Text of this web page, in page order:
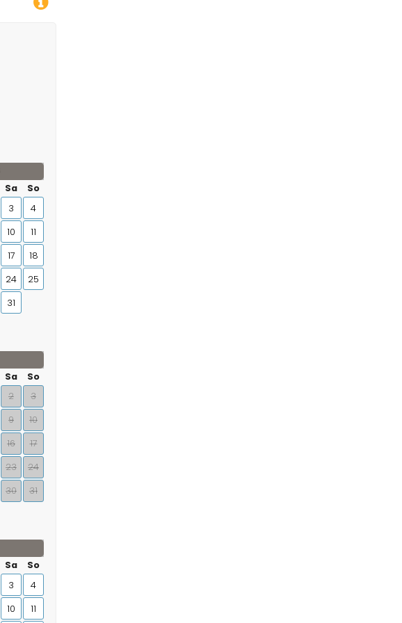
Sa
So
3
4
10
11
17
18
24
25
31
Sa
So
2
3
9
10
16
17
23
24
30 31
Sa
So
3
4
10 11